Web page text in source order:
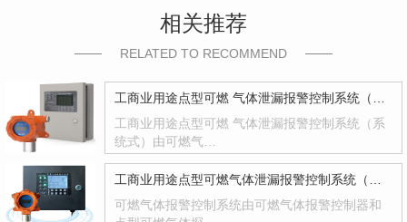
相关推荐
RELATED TO RECOMMEND
工商业用途点型可燃 气体泄漏报警控制系统（系统式）
工商业用途点型可燃 气体泄漏报警控制系统（系
统式）由可燃气…
工商业用途点型可燃气体泄漏报警控制系统（系统式）
可燃气体报警控制系统由可燃气体报警控制器和